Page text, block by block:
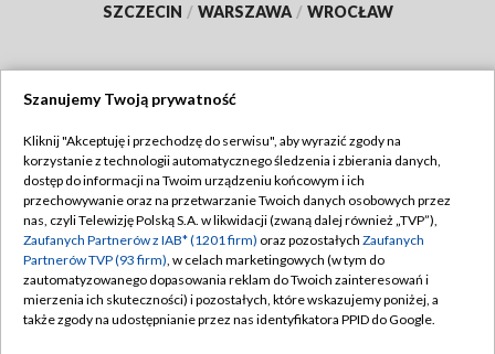
SZCZECIN / WARSZAWA / WROCŁAW
TVP
Abonament TVP
Emisja w TVP
Centrum informacji TVP
Naziemna Telewizja Cyfrowa
Regulamin TVP
Polityka prywatności
Moje zgody
Pomoc
Szanujemy Twoją prywatność
Kliknij "Akceptuję i przechodzę do serwisu", aby wyrazić zgody na
korzystanie z technologii automatycznego śledzenia i zbierania danych,
dostęp do informacji na Twoim urządzeniu końcowym i ich
przechowywanie oraz na przetwarzanie Twoich danych osobowych przez
nas, czyli Telewizję Polską S.A. w likwidacji (zwaną dalej również „TVP”),
Zaufanych Partnerów z IAB* (1201 firm) oraz pozostałych Zaufanych
Partnerów TVP (93 firm), w celach marketingowych (w tym do
zautomatyzowanego dopasowania reklam do Twoich zainteresowań i
mierzenia ich skuteczności) i pozostałych, które wskazujemy poniżej, a
także zgody na udostępnianie przez nas identyfikatora PPID do Google.